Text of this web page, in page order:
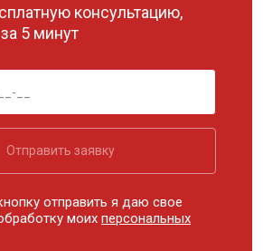
консультацию,
5 минут
Отправить заявку
отправить я даю свое
моихперсональных